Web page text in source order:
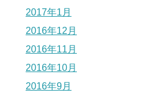
2017年1月
2016年12月
2016年11月
2016年10月
2016年9月